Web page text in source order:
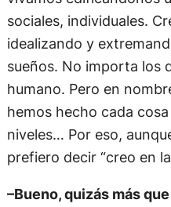
sociales, individuales.
idealizando y
sueños. No importa los
humano. Pero en
hemos hecho cada
niveles… Por eso,
prefiero decir “creo en
–Bueno, quizás más